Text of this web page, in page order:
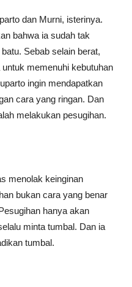
dan Murni, isterinya.
bahwa ia sudah tak
Sebab selain berat,
memenuhi kebutuhan
ingin mendapatkan
cara yang ringan. Dan
melakukan pesugihan.
menolak keinginan
bukan cara yang benar
hanya akan
minta tumbal. Dan ia
tumbal.